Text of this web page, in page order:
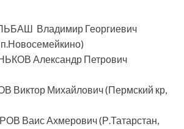
Владимир Георгиевич
Александр Петрович
Виктор Михайлович (Пермский кр,
Ваис Ахмерович (Р.Татарстан,